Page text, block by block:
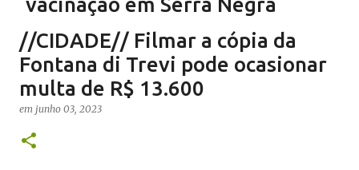
SAÚDE SERRA NEGRA VACINAÇÃO SERRA NEGRA
VIVA! SERRA NEGRA NO AR
0
//CIDADE// Filmar a cópia da
Fontana di Trevi pode ocasionar
multa de R$ 13.600
em junho 03, 2023